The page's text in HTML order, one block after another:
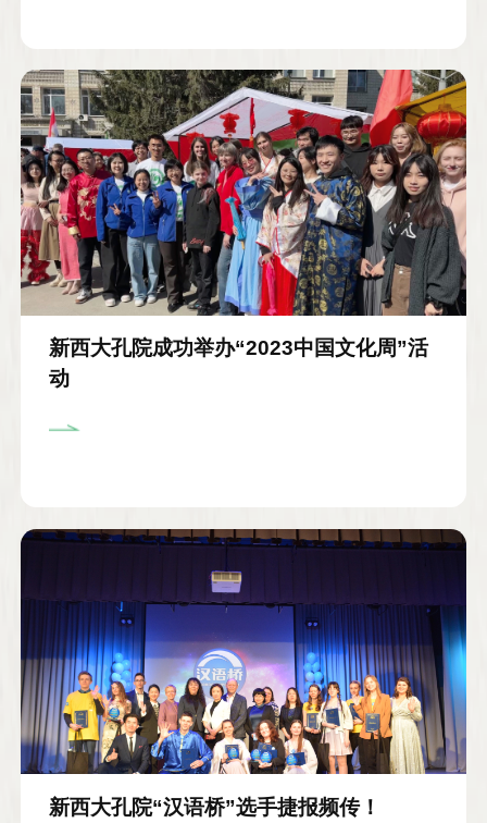
新西大孔院成功举办“2023中国文化周”活
动
新西大孔院“汉语桥”选手捷报频传！